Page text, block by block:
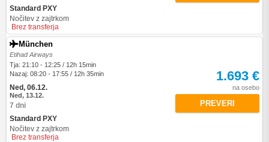
Standard PXY
Nočitev z zajtrkom
Brez transferja
München
Etihad Airways
Tja: 21:10 - 12:25 / 12h 15min
Nazaj: 08:20 - 17:55 / 12h 35min
Ned, 06.12.
Ned, 13.12.
7 dni
Standard PXY
Nočitev z zajtrkom
Brez transferja
1.693 €
na osebo
PREVERI